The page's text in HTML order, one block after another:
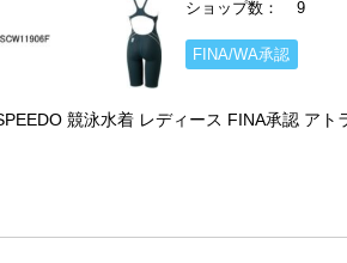
ショップ数 9
FINA/WA承認
競泳水着 レディース FINA承認 ア